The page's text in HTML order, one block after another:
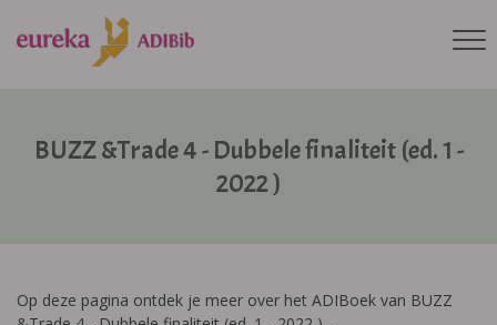
BUZZ &Trade 4 - Dubbele finaliteit (ed. 1 -
2022 )
Op deze pagina ontdek je meer over het ADIBoek van BUZZ